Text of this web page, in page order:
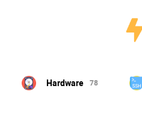
Hardware 78